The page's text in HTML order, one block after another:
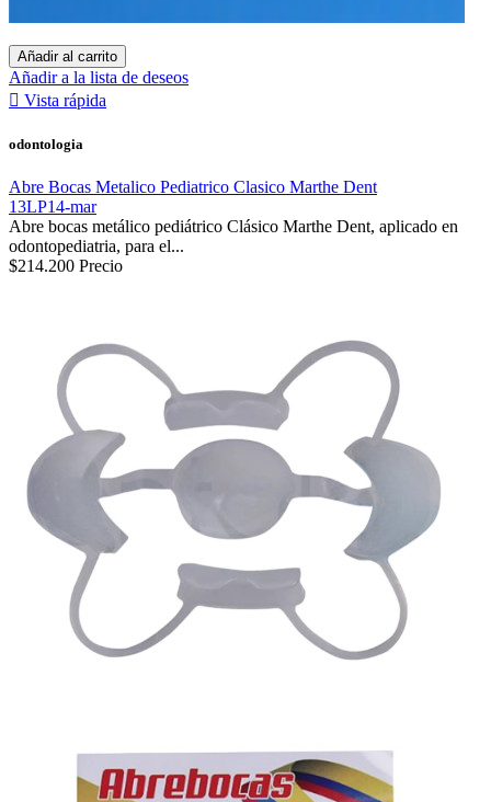
Añadir al carrito
Añadir a la lista de deseos
 Vista rápida
odontologia
Abre Bocas Metalico Pediatrico Clasico Marthe Dent
13LP14-mar
Abre bocas metálico pediátrico Clásico Marthe Dent, aplicado en
odontopediatria, para el...
$214.200 Precio